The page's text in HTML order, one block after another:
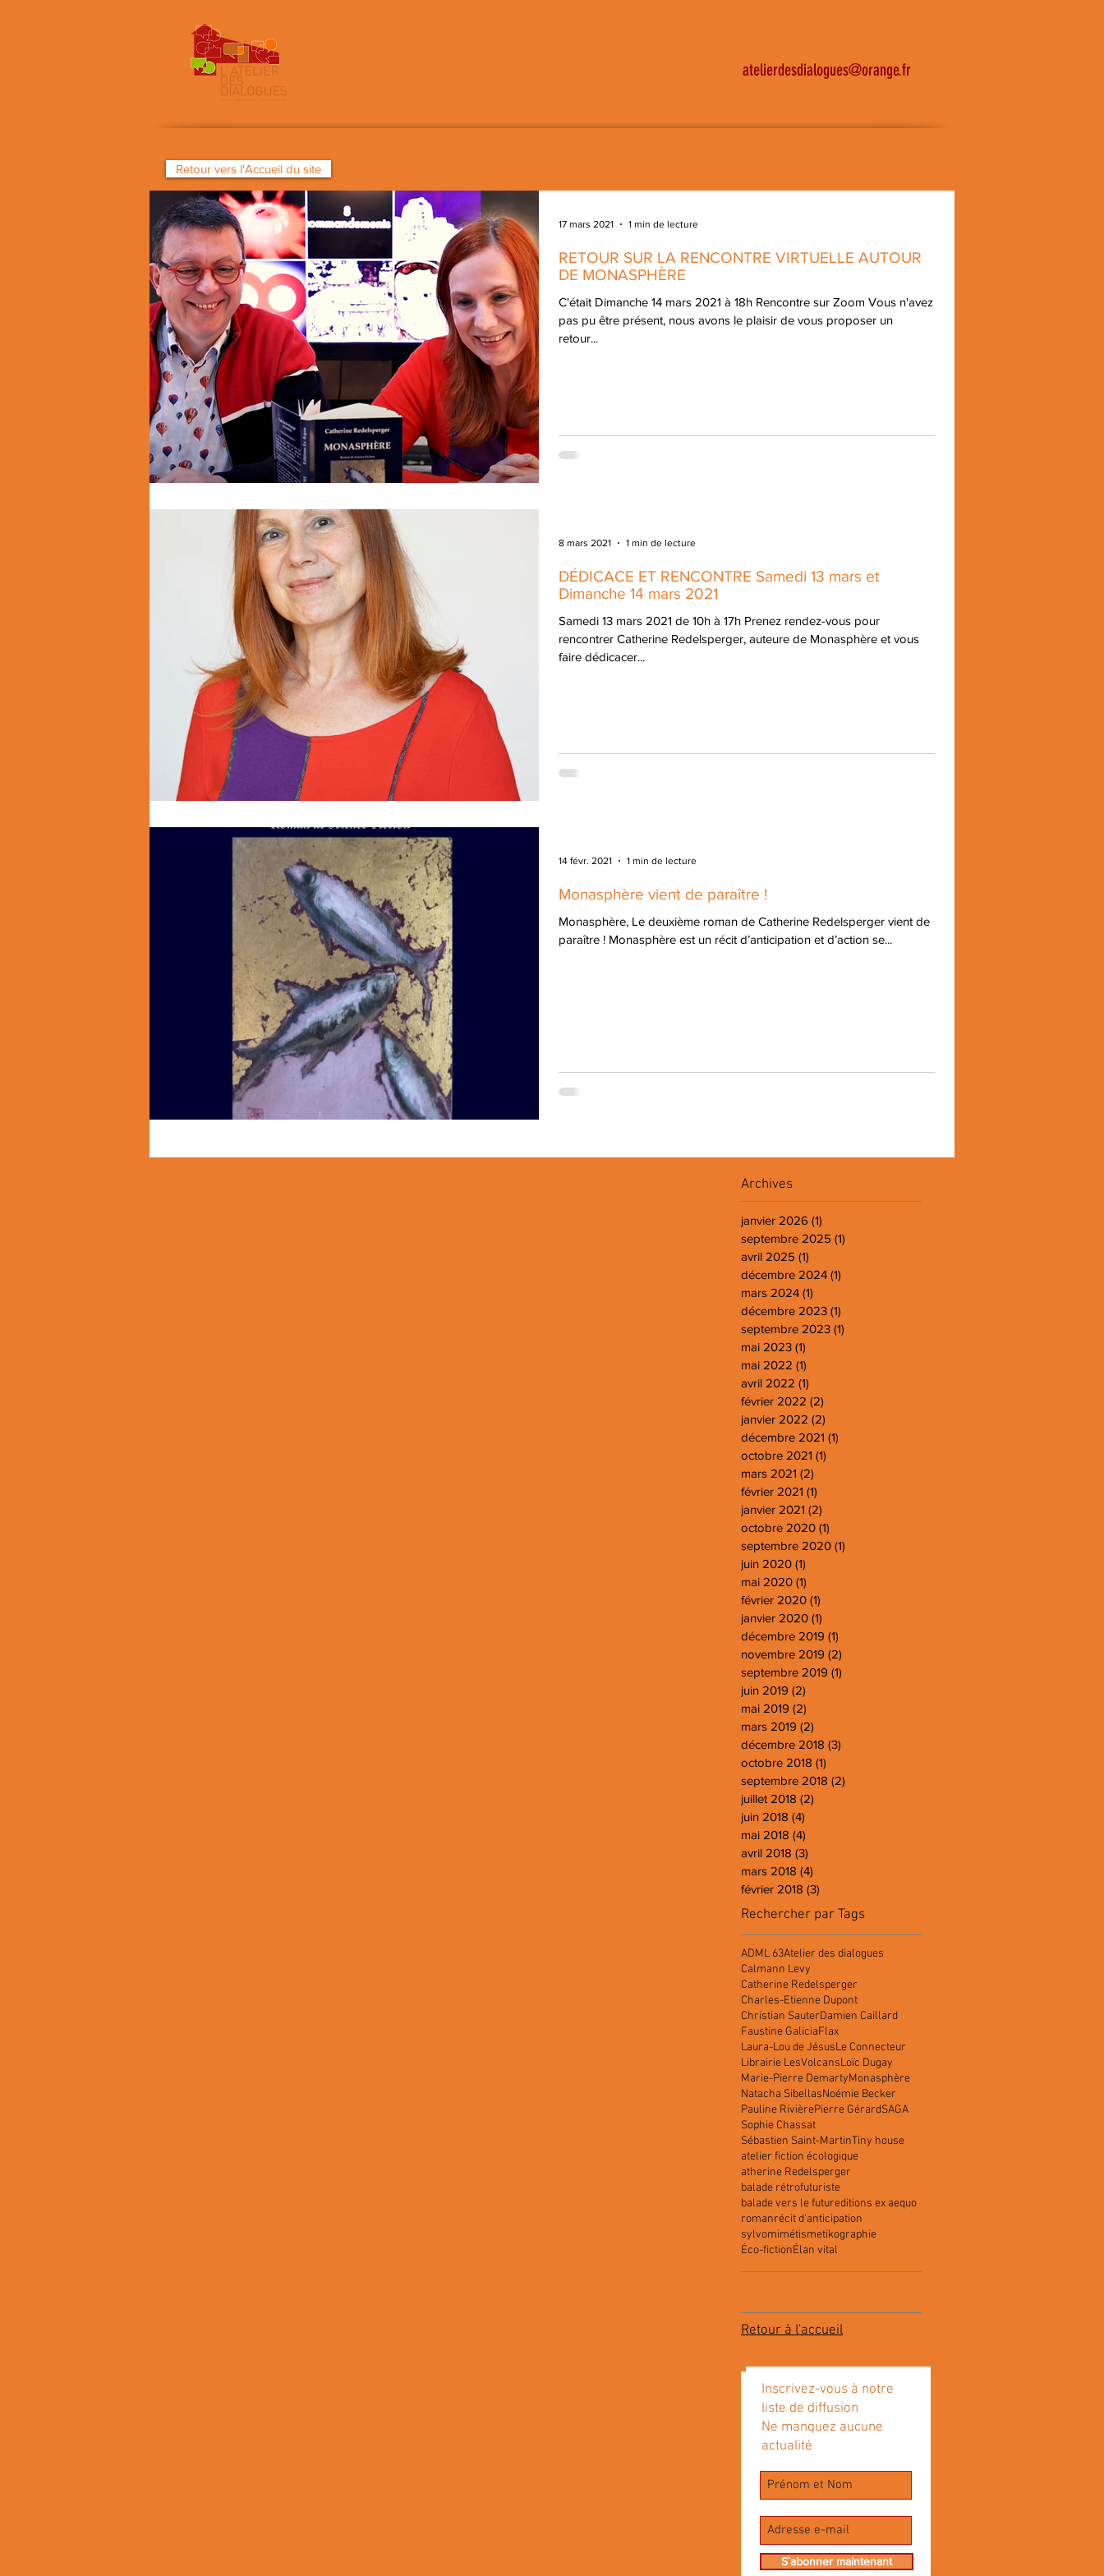
atelierdesdialogues@orange.fr
Retour vers l'Accueil du site
RETOUR SUR LA RENCONTRE VIRTUELLE AUTOUR
DE MONASPHÈRE
C'était Dimanche 14 mars 2021 à 18h Rencontre sur Zoom Vous n'avez
pas pu être présent, nous avons le plaisir de vous proposer un
retour...
17 mars 2021 1 min de lecture
DÉDICACE ET RENCONTRE Samedi 13 mars et
Dimanche 14 mars 2021
Samedi 13 mars 2021 de 10h à 17h Prenez rendez-vous pour
rencontrer Catherine Redelsperger, auteure de Monasphère et vous
faire dédicacer...
8 mars 2021 1 min de lecture
Monasphère vient de paraître !
Monasphère, Le deuxième roman de Catherine Redelsperger vient de
paraître ! Monasphère est un récit d’anticipation et d’action se...
14 févr. 2021 1 min de lecture
Archives
janvier 2026 (1)
septembre 2025 (1)
avril 2025 (1)
décembre 2024 (1)
mars 2024 (1)
décembre 2023 (1)
septembre 2023 (1)
mai 2023 (1)
mai 2022 (1)
avril 2022 (1)
février 2022 (2)
janvier 2022 (2)
décembre 2021 (1)
octobre 2021 (1)
mars 2021 (2)
février 2021 (1)
janvier 2021 (2)
octobre 2020 (1)
septembre 2020 (1)
juin 2020 (1)
mai 2020 (1)
février 2020 (1)
janvier 2020 (1)
décembre 2019 (1)
novembre 2019 (2)
septembre 2019 (1)
juin 2019 (2)
mai 2019 (2)
mars 2019 (2)
décembre 2018 (3)
octobre 2018 (1)
septembre 2018 (2)
juillet 2018 (2)
juin 2018 (4)
mai 2018 (4)
avril 2018 (3)
mars 2018 (4)
février 2018 (3)
Rechercher par Tags
ADML 63Atelier des dialogues
Calmann Levy
Catherine Redelsperger
Charles-Etienne Dupont
Christian SauterDamien Caillard
Faustine GaliciaFlax
Laura-Lou de JésusLe Connecteur
Librairie LesVolcansLoïc Dugay
Marie-Pierre DemartyMonasphère
Natacha SibellasNoémie Becker
Pauline RivièrePierre GérardSAGA
Sophie Chassat
Sébastien Saint-MartinTiny house
atelier fiction écologique
atherine Redelsperger
balade rétrofuturiste
balade vers le futureditions ex aequo
romanrécit d'anticipation
sylvomimétismetikographie
Éco-fictionÉlan vital
Retour à l'accueil
Inscrivez-vous à notre
liste de diffusion
Ne manquez aucune
actualité
S`abonner maintenant